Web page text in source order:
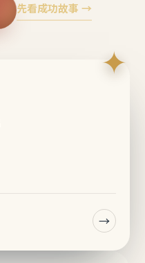
先看成功故事 →
✦
→